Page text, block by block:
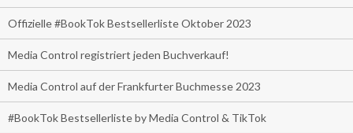
Offizielle #BookTok Bestsellerliste Oktober 2023
Media Control registriert jeden Buchverkauf!
Media Control auf der Frankfurter Buchmesse 2023
#BookTok Bestsellerliste by Media Control & TikTok